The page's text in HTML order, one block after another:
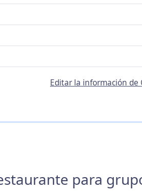
Editar la información de
para